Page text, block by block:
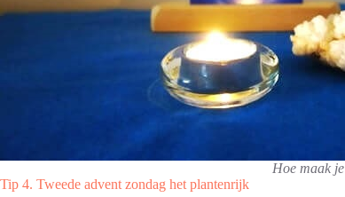
Hoe maak
Tip 4. Tweede advent zondag het plantenrijk